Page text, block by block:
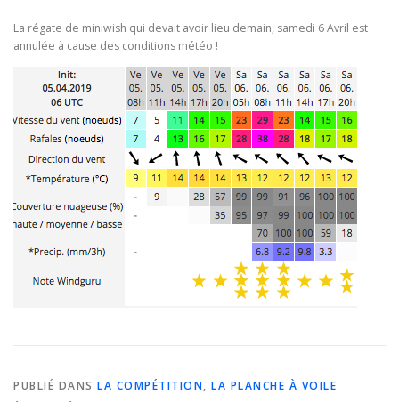
REGATES ALBUMS PHOTO
PLANNING DES COURS REVUES DE PRESSE
La régate de miniwish qui devait avoir lieu demain, samedi 6 Avril est
annulée à cause des conditions météo !
PUBLIÉ DANS LA COMPÉTITION, LA PLANCHE À VOILE